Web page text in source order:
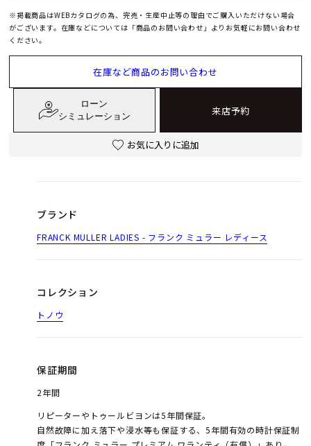
※掲載商品はWEBカタログの為、完売・生産中止等の理由でご購入いただけない場合
がございます。在庫などについては「商品のお問い合わせ」よりお気軽にお問い合わせ
ください。
在庫など商品のお問い合わせ
ローン
シミュレーション
来店予約
お気に入りに追加
ブランド
FRANCK MULLER LADIES - フランク ミュラー レディース
コレクション
トノウ
保証期間
2年間
リピーターやトゥールビヨンは5年間保証。
自然故障に加え落下や浸水等も保証する、5年間有効の時計保証制